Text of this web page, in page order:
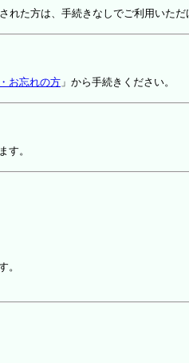
た方は、手続きなしでご利用いた
お忘れの方 」から手続きください。
す。
。